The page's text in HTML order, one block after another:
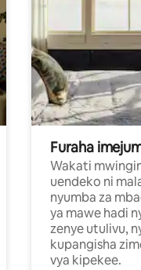
Furaha
Wakati
uendeko ni
nyumba za
ya mawe hadi
zenye utulivu,
kupangisha
vya kipekee.